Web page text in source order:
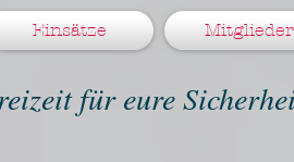
Einsätze Mitglieder
für eure